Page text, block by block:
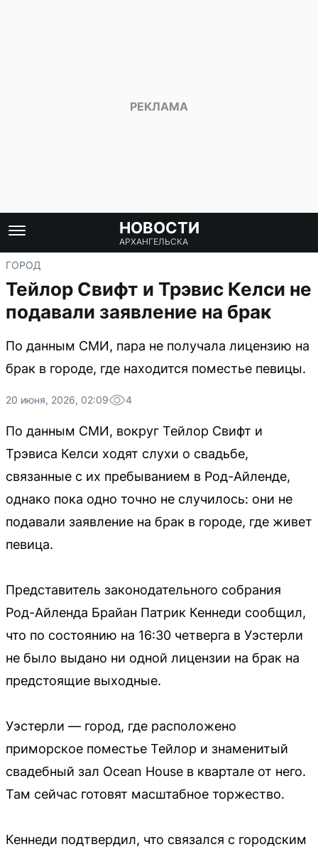
НОВОСТИ
АРХАНГЕЛЬСКА
ГОРОД
Тейлор Свифт и Трэвис Келси не
подавали заявление на брак
По данным СМИ, пара не получала лицензию на
брак в городе, где находится поместье певицы.
20 июня, 2026, 02:09 4
По данным СМИ, вокруг Тейлор Свифт и
Трэвиса Келси ходят слухи о свадьбе,
связанные с их пребыванием в Род-Айленде,
однако пока одно точно не случилось: они не
подавали заявление на брак в городе, где живет
певица.
Представитель законодательного собрания
Род-Айленда Брайан Патрик Кеннеди сообщил,
что по состоянию на 16:30 четверга в Уэстерли
не было выдано ни одной лицензии на брак на
предстоящие выходные.
Уэстерли — город, где расположено
приморское поместье Тейлор и знаменитый
свадебный зал Ocean House в квартале от него.
Там сейчас готовят масштабное торжество.
Кеннеди подтвердил, что связался с городским